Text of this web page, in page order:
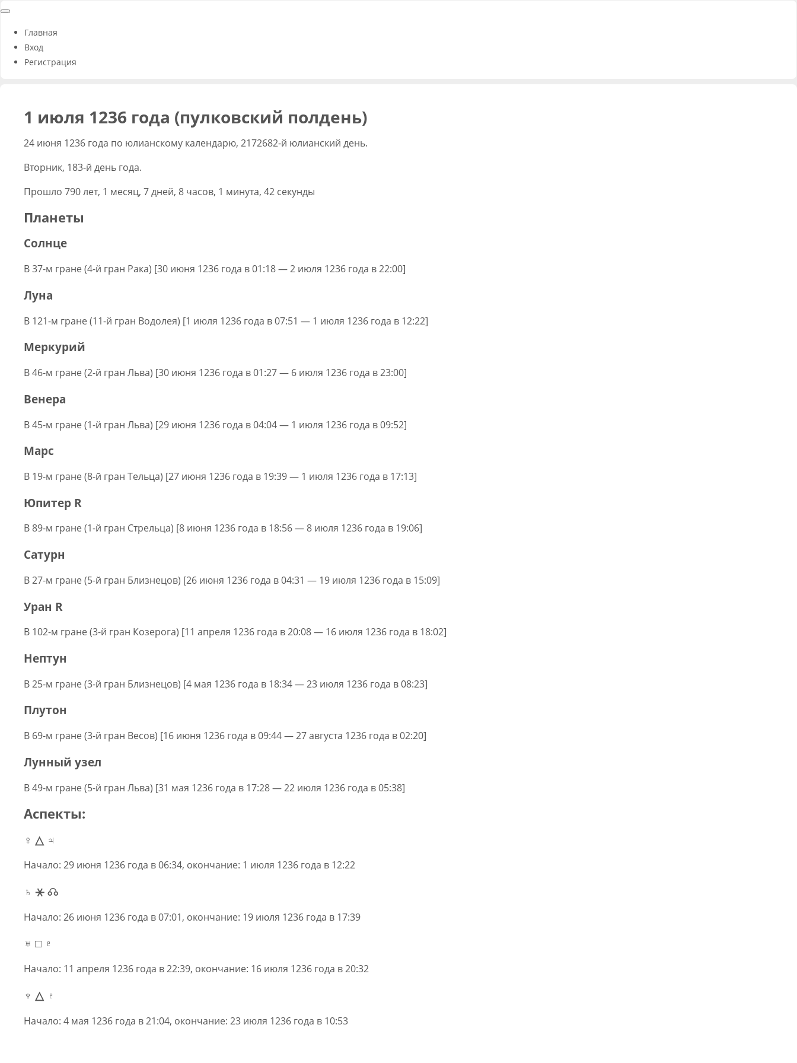
Главная
Вход
Регистрация
1 июля 1236 года (пулковский полдень)
24 июня 1236 года по юлианскому календарю, 2172682-й юлианский день.
Вторник, 183-й день года.
Прошло 790 лет, 1 месяц, 7 дней, 8 часов, 1 минута, 42 секунды
Планеты
Солнце
В 37-м гране (4-й гран Рака) [30 июня 1236 года в 01:18 — 2 июля 1236 года в 22:00]
Луна
В 121-м гране (11-й гран Водолея) [1 июля 1236 года в 07:51 — 1 июля 1236 года в 12:22]
Меркурий
В 46-м гране (2-й гран Льва) [30 июня 1236 года в 01:27 — 6 июля 1236 года в 23:00]
Венера
В 45-м гране (1-й гран Льва) [29 июня 1236 года в 04:04 — 1 июля 1236 года в 09:52]
Марс
В 19-м гране (8-й гран Тельца) [27 июня 1236 года в 19:39 — 1 июля 1236 года в 17:13]
Юпитер R
В 89-м гране (1-й гран Стрельца) [8 июня 1236 года в 18:56 — 8 июля 1236 года в 19:06]
Сатурн
В 27-м гране (5-й гран Близнецов) [26 июня 1236 года в 04:31 — 19 июля 1236 года в 15:09]
Уран R
В 102-м гране (3-й гран Козерога) [11 апреля 1236 года в 20:08 — 16 июля 1236 года в 18:02]
Нептун
В 25-м гране (3-й гран Близнецов) [4 мая 1236 года в 18:34 — 23 июля 1236 года в 08:23]
Плутон
В 69-м гране (3-й гран Весов) [16 июня 1236 года в 09:44 — 27 августа 1236 года в 02:20]
Лунный узел
В 49-м гране (5-й гран Льва) [31 мая 1236 года в 17:28 — 22 июля 1236 года в 05:38]
Аспекты:
♀ △ ♃
Начало: 29 июня 1236 года в 06:34, окончание: 1 июля 1236 года в 12:22
♄ ⚹ ☊
Начало: 26 июня 1236 года в 07:01, окончание: 19 июля 1236 года в 17:39
♅ □ ♇
Начало: 11 апреля 1236 года в 22:39, окончание: 16 июля 1236 года в 20:32
♆ △ ♇
Начало: 4 мая 1236 года в 21:04, окончание: 23 июля 1236 года в 10:53